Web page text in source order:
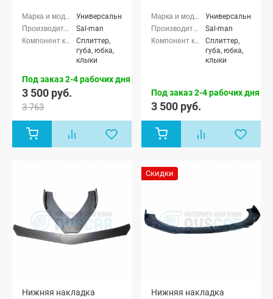
Универсальные
Sal-man
Сплиттер,
губа, юбка,
клыки
Под заказ 2-4 рабочих дня
3 500 руб.
3 763
3D карбон)
Универсальные
Sal-man
Сплиттер,
губа, юбка,
клыки
Под заказ 2-4 рабочих дня
3 500 руб.
Нижняя накладка
Скидки
Нижняя накладка